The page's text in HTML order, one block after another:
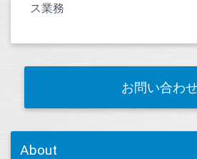
ス業務
お問い合わ
About